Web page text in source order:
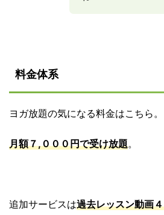
料金体系
ヨガ放題の気になる料金はこちら。
月額７,０００円で受け放題。
追加サービスは過去レッスン動画